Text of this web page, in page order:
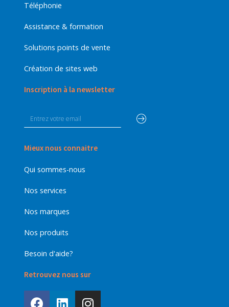
Téléphonie
Assistance & formation
Solutions points de vente
Création de sites web
Inscription à la newsletter
Mieux nous connaitre
Qui sommes-nous
Nos services
Nos marques
Nos produits
Besoin d'aide?
Retrouvez nous sur